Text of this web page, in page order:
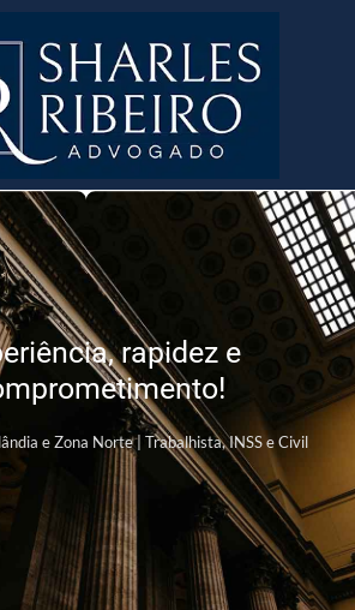
rapidez e
e Zona Norte | Trabalhista, INSS e Civil